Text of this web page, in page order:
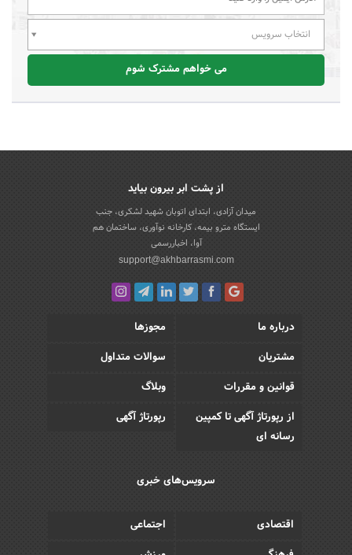
انتخاب سرویس
می خواهم مشترک شوم
از پشت ابر بیرون بیاید
میدان آزادی، ابتدای اتوبان شهید لشکری، جنب
ایستگاه مترو بیمه، کارخانه نوآوری، ساختمان هم
آوا، اخباررسمی
support@akhbarrasmi.com
درباره ما
مجوزها
مشتریان
سوالات متداول
قوانین و مقررات
وبلاگ
از رپورتاژ آگهی تا کمپین
رسانه ای
رپورتاژ آگهی
سرویس‌های خبری
اقتصادی
اجتماعی